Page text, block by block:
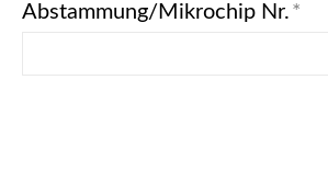
Abstammung/Mikrochip Nr. *